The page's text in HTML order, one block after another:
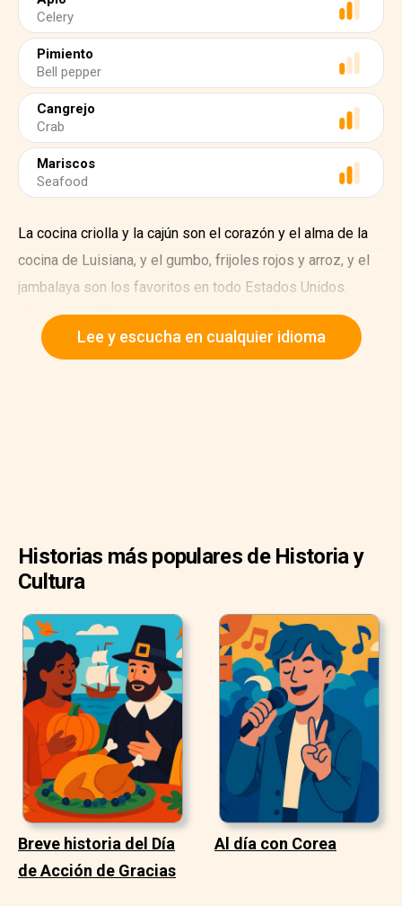
Celery
Pimiento
Bell pepper
Cangrejo
Crab
Mariscos
Seafood
La cocina criolla y la cajún son el corazón y el alma de la
cocina de Luisiana, y el gumbo, frijoles rojos y arroz, y el
jambalaya son los favoritos en todo Estados Unidos.
¿Cuál es la diferencia entre la cocina criolla y la cajún?
Ambas usan ingredientes y especias similares, como la
Lee y escucha en cualquier idioma
Historias más populares de Historia y
Cultura
Breve historia del Día
de Acción de Gracias
Al día con Corea